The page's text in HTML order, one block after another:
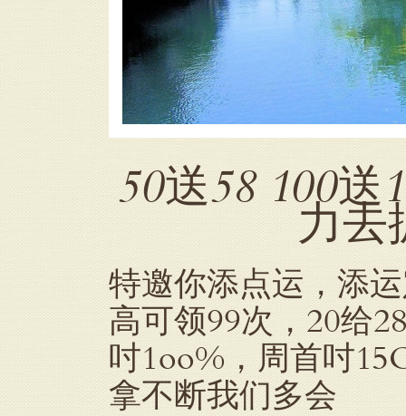
50送58 100送
力去
特邀你添点运，添
高可领99次，20给
吋1oo%，周首吋
拿不断我们多会